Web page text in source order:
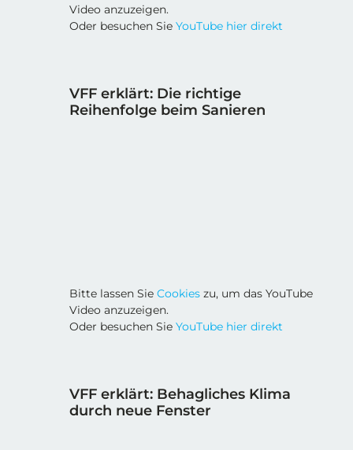
Video anzuzeigen.
Oder besuchen SieYouTube hier direkt
VFF erklärt: Die richtige
Reihenfolge beim Sanieren
Bitte lassen SieCookies zu, um das YouTube
Video anzuzeigen.
Oder besuchen SieYouTube hier direkt
VFF erklärt: Behagliches Klima
durch neue Fenster